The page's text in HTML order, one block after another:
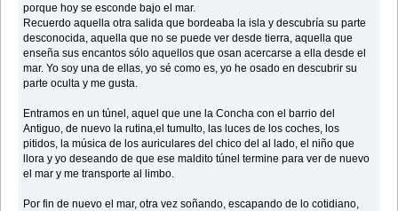
porque hoy se esconde bajo el mar.
Recuerdo aquella otra salida que bordeaba la isla y descubría su parte
desconocida, aquella que no se puede ver desde tierra, aquella que
enseña sus encantos sólo aquellos que osan acercarse a ella desde el
mar. Yo soy una de ellas, yo sé como es, yo he osado en descubrir su
parte oculta y me gusta.
Entramos en un túnel, aquel que une la Concha con el barrio del
Antiguo, de nuevo la rutina,el tumulto, las luces de los coches, los
pitidos, la música de los auriculares del chico del al lado, el niño que
llora y yo deseando de que ese maldito túnel termine para ver de nuevo
el mar y me transporte al limbo.
Por fin de nuevo el mar, otra vez soñando, escapando de lo cotidiano,